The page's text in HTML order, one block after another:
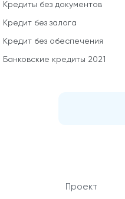
Кредиты без документов
Кредит без залога
Кредит без обеспечения
Банковские кредиты 2021
Проект